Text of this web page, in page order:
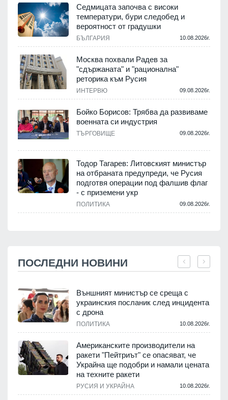
Седмицата започва с високи
температури, бури следобед и
вероятност от градушки
БЪЛГАРИЯ 10.08.2026г.
Москва похвали Радев за
"сдържаната" и "рационална"
реторика към Русия
ИНТЕРВЮ 09.08.2026г.
Бойко Борисов: Трябва да развиваме
военната си индустрия
ТЪРГОВИЩЕ 09.08.2026г.
Тодор Тагарев: Литовският министър
на отбраната предупреди, че Русия
подготвя операции под фалшив флаг
- с приземени укр
ПОЛИТИКА 09.08.2026г.
ПОСЛЕДНИ НОВИНИ
Външният министър се среща с
украинския посланик след инцидента
с дрона
ПОЛИТИКА 10.08.2026г.
Американските производители на
ракети "Пейтриът" се опасяват, че
Украйна ще подобри и намали цената
на техните ракети
РУСИЯ И УКРАЙНА 10.08.2026г.